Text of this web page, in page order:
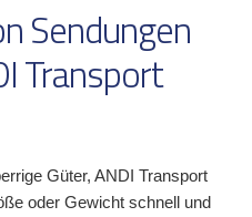
Sendungen
Transport
Güter, ANDI Transport
oder Gewicht schnell und